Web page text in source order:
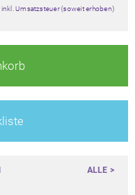
inkl. Umsatzsteuer (soweit erhoben)
ALLE >